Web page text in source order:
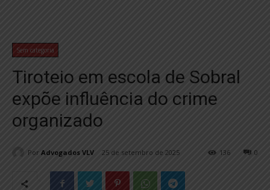
Sem categoria
Tiroteio em escola de Sobral
expõe influência do crime
organizado
Por Advogados VLV 25 de setembro de 2025 0
136